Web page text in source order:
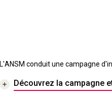
L'ANSM conduit une campagne
Découvrez la campagne